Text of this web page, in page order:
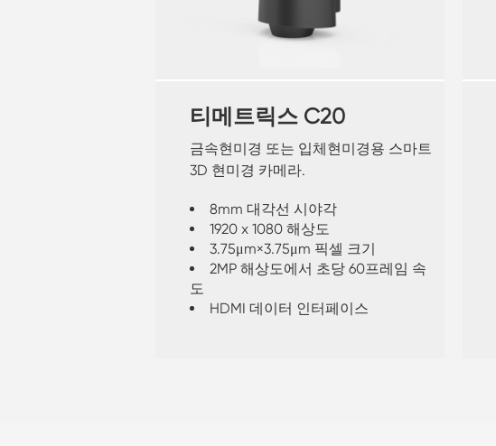
티메트릭스 C20
금속현미경 또는 입체현미경용 스마트
3D 현미경 카메라.
8mm 대각선 시야각
1920 x 1080 해상도
3.75μm×3.75μm 픽셀 크기
2MP 해상도에서 초당 60프레임 속
도
HDMI 데이터 인터페이스